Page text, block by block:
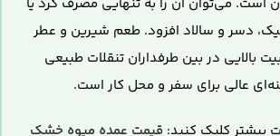
دسر و سالاد افزود. طعم شیرین و عطر
بالایی در بین طرفداران تنقلات طبیعی
عالی برای سفر و محل کار است.
بیشتر کلیک کنید: قیمت عمده میوه خشک